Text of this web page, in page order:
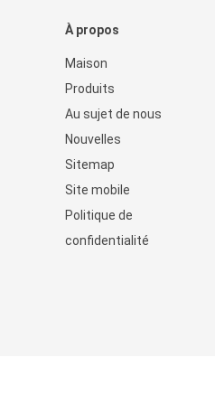
À propos
Maison
Produits
Au sujet de nous
Nouvelles
Sitemap
Site mobile
Politique de
confidentialité